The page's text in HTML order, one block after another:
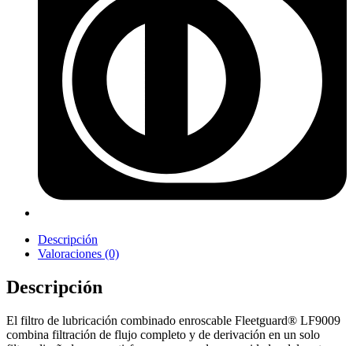
Descripción
Valoraciones (0)
Descripción
El filtro de lubricación combinado enroscable Fleetguard® LF9009
combina filtración de flujo completo y de derivación en un solo